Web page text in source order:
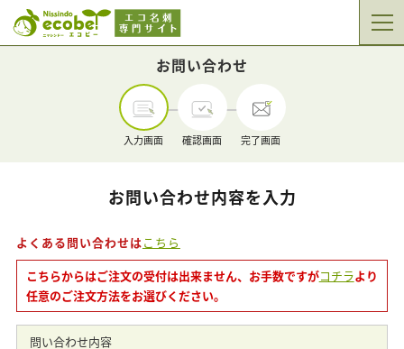
お問い合わせ
入力画面 確認画面 完了画面
お問い合わせ内容を入力
よくある問い合わせはこちら
こちらからはご注文の受付は出来ません、お手数ですがコチラより
任意のご注文方法をお選びください。
問い合わせ内容